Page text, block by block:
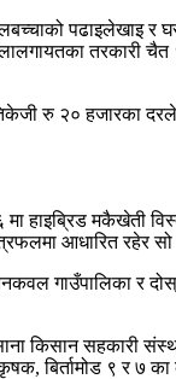
तरकारी चैत
रु २० हजारका
हाइब्रिड मकैखेती
आधारित रहेर सो
गाउँपालिका र
किसान सहकारी
बिर्तामोड ९ र ७